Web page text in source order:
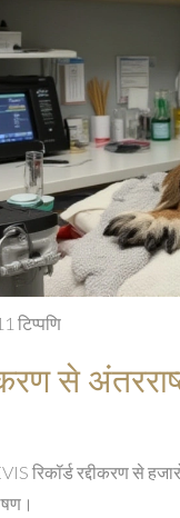
टिप्पणि
से
रिकॉर्ड रद्दीकरण से